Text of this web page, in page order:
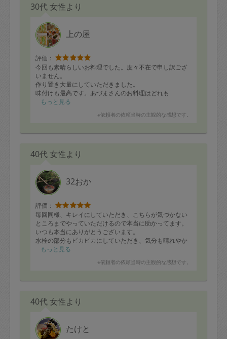
⑨ひじきの煮物
⑪さつまいもの甘煮
⑫肉と野菜のスープ
追加で卵焼きときゅうりの浅漬け。
味付けがどれもちょうどよく、大変美味しいです。大満
足なので星５つです。
30代 女性より
上の屋
評価：
今回も素晴らしいお料理でした。度々不在で申し訳ござ
いません。
作り置き大量にしていただきました。
味付けも最高です。あづまさんのお料理はどれも
どうやって思いつくの？と
メッセージのやりとりもいつもスムーズです。
たくさんのお料理を作っていただきとても気持ちも楽に
この度は、
よろしくお願いします
もっと見る
※依頼者の依頼当時の主観的な感想です。
40代 女性より
32おか
評価：
毎回同様、キレイにしていただき、こちらが気づかない
ところまでやっていただけるので本当に助かってます。
いつも本当にありがとうございます。
水栓の部分もピカピカにしていただき、気分も晴れやか
になります！
もっと見る
※依頼者の依頼当時の主観的な感想です。
40代 女性より
たけと